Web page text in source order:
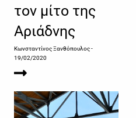
τον μίτο της
Αριάδνης
Κωνσταντίνος Ξανθόπουλος-
19/02/2020